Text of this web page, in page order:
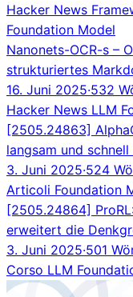
Hacker News
Foundation Model
Nanonets-OCR-s –
strukturiertes
16. Juni 2025·532
Hacker News LLM
[2505.24863]
langsam und schnell
3. Juni 2025·524
Articoli Foundation
[2505.24864]
erweitert die
3. Juni 2025·501
Corso LLM